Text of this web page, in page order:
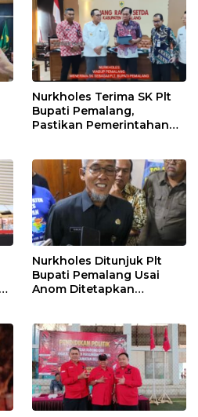
Nurkholes Terima SK Plt
Bupati Pemalang,
Pastikan Pemerintahan
Nurkholes Ditunjuk Plt
Bupati Pemalang Usai
Anom Ditetapkan